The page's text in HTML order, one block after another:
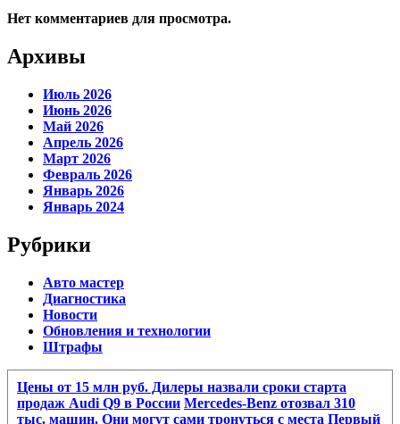
Нет комментариев для просмотра.
Архивы
Июль 2026
Июнь 2026
Май 2026
Апрель 2026
Март 2026
Февраль 2026
Январь 2026
Январь 2024
Рубрики
Авто мастер
Диагностика
Новости
Обновления и технологии
Штрафы
Цены от 15 млн руб. Дилеры назвали сроки старта
продаж Audi Q9 в России Mercedes-Benz отозвал 310
тыс. машин. Они могут сами тронуться с места Первый